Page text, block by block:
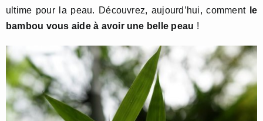
ultime pour la peau. Découvrez, aujourd’hui, commentle
bambou vous aide à avoir une belle peau !